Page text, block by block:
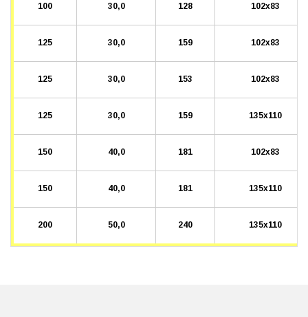
100 30,0 128 102x83
125 30,0 159 102x83
125 30,0 153 102x83
125 30,0 159 135x110
150 40,0 181 102x83
150 40,0 181 135x110
200 50,0 240 135x110